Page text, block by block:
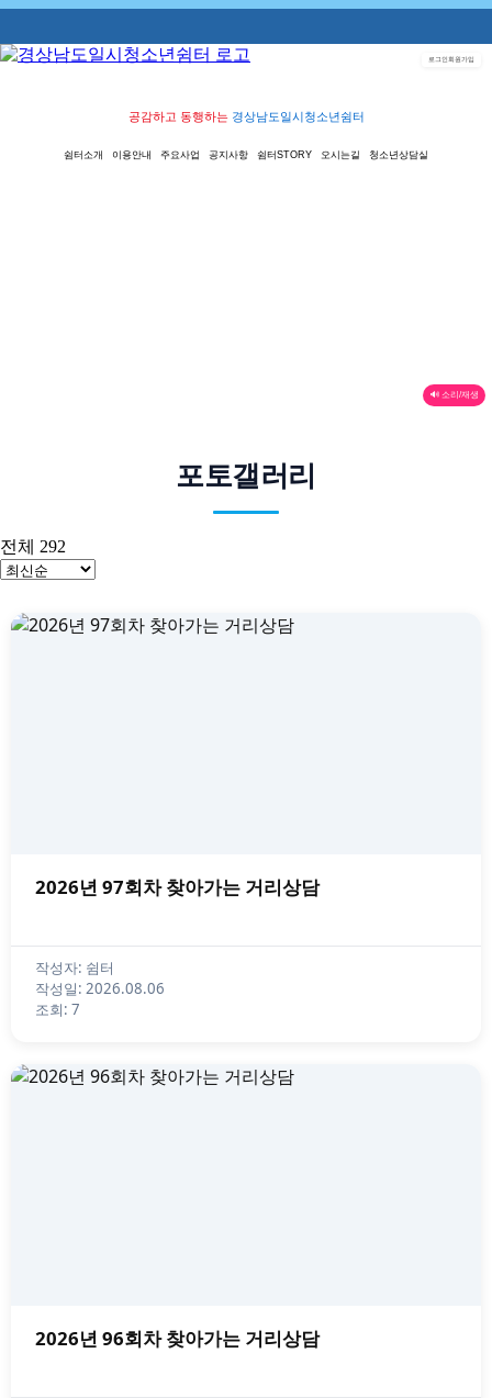
공감하고 동행하는 경상남도일시청소년쉼터
쉼터소개 이용안내 주요사업 공지사항 쉼터STORY 오시는길 청소년상담실
🔊 소리/재생
포토갤러리
전체 292
2026년 97회차 찾아가는 거리상담
작성자: 쉼터
작성일: 2026.08.06
조회: 7
2026년 96회차 찾아가는 거리상담
로그인회원가입